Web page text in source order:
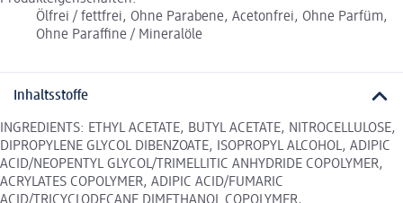
Ölfrei / fettfrei, Ohne Parabene, Acetonfrei, Ohne Parfüm,
Ohne Paraffine / Mineralöle
Inhaltsstoffe
INGREDIENTS: ETHYL ACETATE, BUTYL ACETATE, NITROCELLULOSE,
DIPROPYLENE GLYCOL DIBENZOATE, ISOPROPYL ALCOHOL, ADIPIC
ACID/NEOPENTYL GLYCOL/TRIMELLITIC ANHYDRIDE COPOLYMER,
ACRYLATES COPOLYMER, ADIPIC ACID/FUMARIC